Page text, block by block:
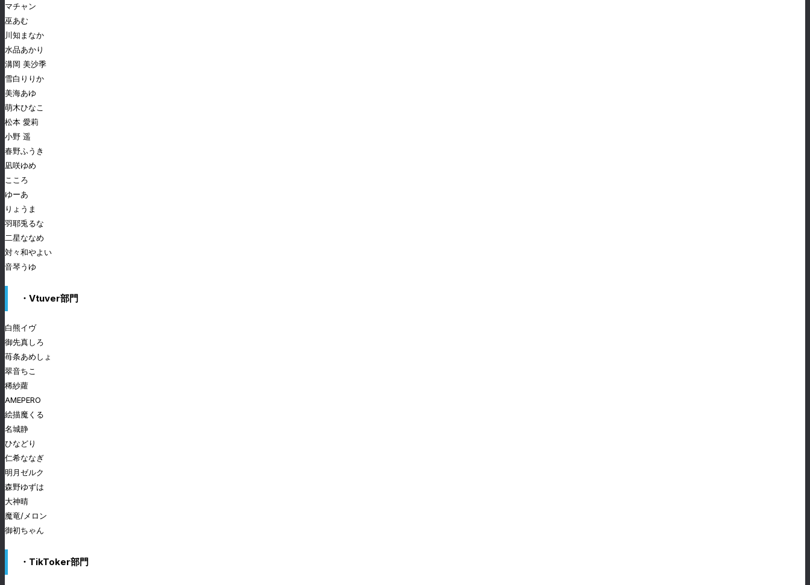
マチャン
巫あむ
川知まなか
水品あかり
溝岡 美沙季
雪白りりか
美海あゆ
萌木ひなこ
松本 愛莉
小野 遥
春野ふうき
凪咲ゆめ
こころ
ゆーあ
りょうま
羽耶兎るな
二星ななめ
対々和やよい
音琴うゆ
・Vtuver部門
白熊イヴ
御先真しろ
苺条あめしょ
翠音ちこ
稀紗蘿
AMEPERO
絵描魔くる
名城静
ひなどり
仁希ななぎ
明月ゼルク
森野ゆずは
大神晴
魔竜/メロン
御初ちゃん
・TikToker部門